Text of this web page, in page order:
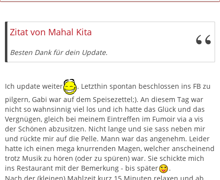
Zitat von Mahal Kita
Besten Dank für dein Update.
Ich update weiter
. Letzthin spontan beschlossen ins FB zu
pilgern, Gabi war auf dem Speisezettel;). An diesem Tag war
nicht so wahnsinnig viel los und ich hatte das Glück und das
Vergnügen, gleich bei meinem Eintreffen im Fumoir via a vis
der Schönen abzusitzen. Nicht lange und sie sass neben mir
und rückte mir auf die Pelle. Mann war das angenehm. Leider
hatte ich einen mega knurrenden Magen, welcher anscheinend
trotz Musik zu hören (oder zu spüren) war. Sie schickte mich
ins Restaurant mit der Bemerkung - bis später
.
Zitieren